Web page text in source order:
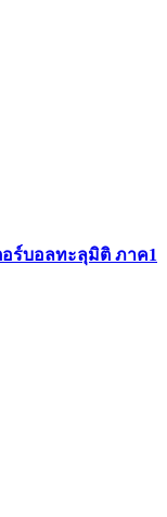
อร์บอลทะลุมิติ ภาค1